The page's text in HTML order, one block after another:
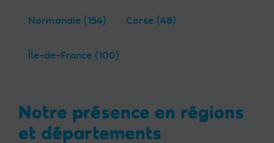
Normandie (154) Corse (48)
Île-de-France (100)
Notre présence en régions
et départements